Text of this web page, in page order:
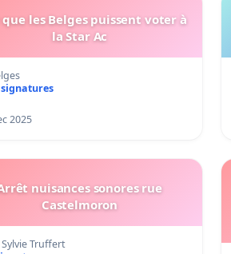
que les Belges puissent voter à
la Star Ac
signatures
2025
nuisances sonores rue
Castelmoron
Truffert